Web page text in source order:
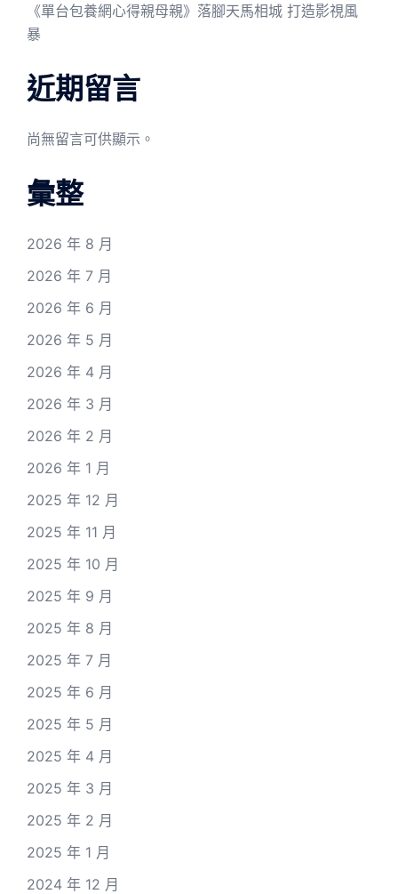
《單台包養網心得親母親》落腳天馬相城 打造影視風
暴
近期留言
尚無留言可供顯示。
彙整
2026 年 8 月
2026 年 7 月
2026 年 6 月
2026 年 5 月
2026 年 4 月
2026 年 3 月
2026 年 2 月
2026 年 1 月
2025 年 12 月
2025 年 11 月
2025 年 10 月
2025 年 9 月
2025 年 8 月
2025 年 7 月
2025 年 6 月
2025 年 5 月
2025 年 4 月
2025 年 3 月
2025 年 2 月
2025 年 1 月
2024 年 12 月